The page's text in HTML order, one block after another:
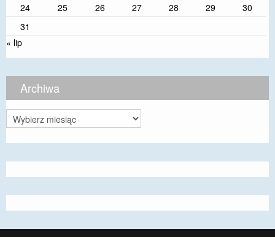
24
25 26 27 28 29
30
31
« lip
Archiwa
Archiwa